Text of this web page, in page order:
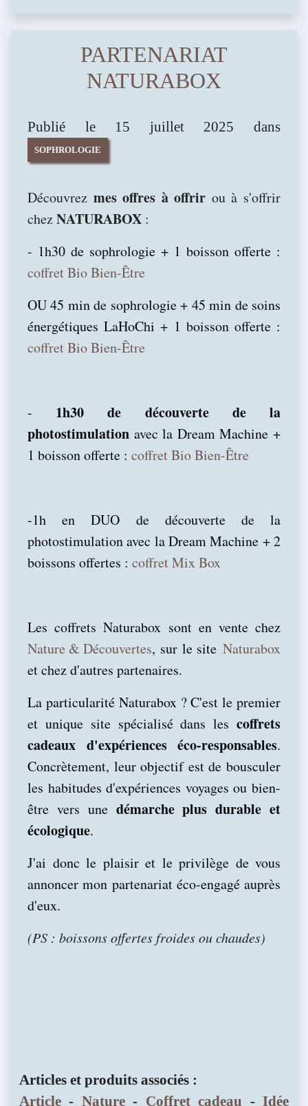
PARTENARIAT
NATURABOX
Publié le 15 juillet 2025 dans
SOPHROLOGIE
Découvrez mes offres à offrir ou à s'offrir
chezNATURABOX :
- 1h30 de sophrologie + 1 boisson offerte :
coffret Bio Bien-Être
OU 45 min de sophrologie + 45 min de soins
énergétiques LaHoChi + 1 boisson offerte :
coffret Bio Bien-Être
- 1h30 de découverte de la
photostimulation avec la Dream Machine +
1 boisson offerte : coffret Bio Bien-Être
-1h en DUO de découverte de la
photostimulationavec la Dream Machine + 2
boissons offertes : coffret Mix Box
Les coffretsNaturabox sont en vente chez
Nature & Découvertes, sur le site Naturabox
et chez d'autres partenaires.
La particularité Naturabox ? C'est le premier
et unique site spécialisé dans les coffrets
cadeaux d'expériences éco-responsables.
Concrètement, leur objectif est de bousculer
les habitudes d'expériences voyages ou bien-
être vers une démarche plus durable et
écologique.
J'ai donc le plaisir et le privilège de vous
annoncer mon partenariat éco-engagé auprès
d'eux.
(PS : boissons offertes froides ou chaudes)
Articles et produits associés :
Article - Nature- Coffret cadeau -Idée